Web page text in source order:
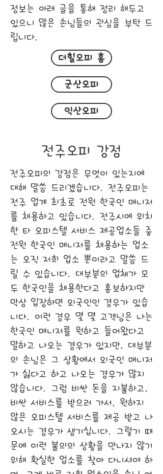
정보는 아래 글을 통해 정리 해두고
있으니 많은 손님들의 관심을 부탁 드
립니다.
더힐오피 홈
군산오피
익산오피
전주오피 강점
전주오피의 강점은 무엇이 있는지에
대해 말씀 드리겠습니다. 전주오피는
전주 업계 최초로 전원 한국인 매니저
를 채용하고 있습니다. 전주시에 위치
한 타 오피스텔 서비스 제공업소들 중
전원 한국인 매니저를 채용하는 업소
는 오직 저희 업소 뿐이라고 말씀 드
릴 수 있습니다. 대부분의 업체가 모
두 한국인을 채용한다고 홍보하지만
막상 입장하면 외국인인 경우가 있습
니다. 이런 경우 몇 몇 고객님은 나는
한국인 매니저를 원하고 들어왔다고
말하고 나오는 경우가 있지만, 대부분
의 손님은 그 상황에서 외국인 매니저
가 싫다고 하고 나오는 경우가 많지
않습니다. 그럼 비싼 돈을 지불하고,
비싼 서비스를 받으러 가서, 원하지
않은 오피스텔 서비스를 제공 받고 나
오시는 경우가 생기십니다. 그렇기 때
문에 이런 불의의 상황을 만나지 않기
위해 확실한 업소를 찾아 다니셔야 하